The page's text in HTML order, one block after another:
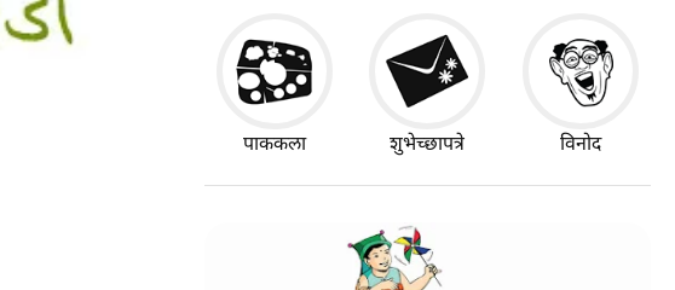
पाककला शुभेच्छापत्रे विनोद